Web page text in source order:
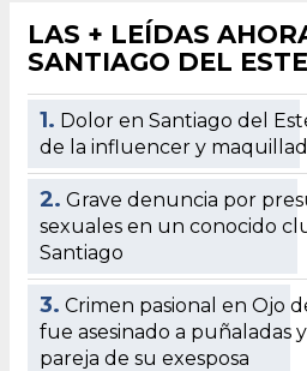
LAS + LEÍDAS
SANTIAGO DEL
1. Dolor en Santiago del
de la influencer y
2. Grave denuncia por
sexuales en un conocido
Santiago
3. Crimen pasional en Ojo
fue asesinado a puñaladas
pareja de su exesposa